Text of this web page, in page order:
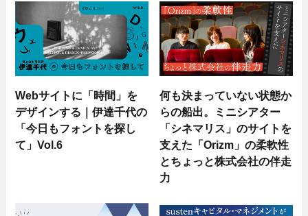
Webサイトに「時間」を
デザインする｜伊達千代の
「今日もフォントを探し
て」Vol.6
何も決まっていない状態か
らの船出。ミニシアター
「シネマリス」のサイトを
支えた「Orizm」の柔軟性
とちょっと株式会社の伴走
力